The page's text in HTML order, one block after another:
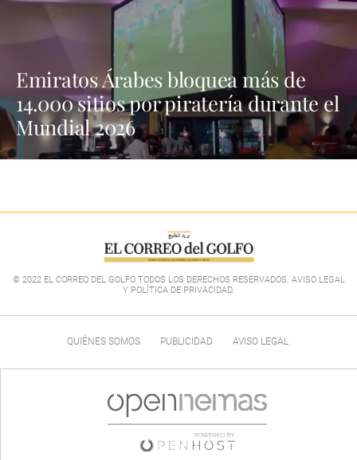
Emiratos Árabes bloquea más de
14.000 sitios por piratería durante el
Mundial 2026
© 2022 EL CORREO DEL GOLFO TODOS LOS DERECHOS RESERVADOS. AVISO LEGAL
Y POLÍTICA DE PRIVACIDAD.
QUIÉNES SOMOS PUBLICIDAD AVISO LEGAL